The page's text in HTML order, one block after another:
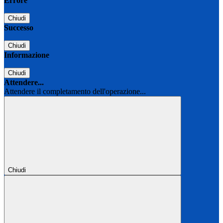
Chiudi
Successo
Chiudi
Informazione
Chiudi
Attendere...
Attendere il completamento dell'operazione...
Chiudi